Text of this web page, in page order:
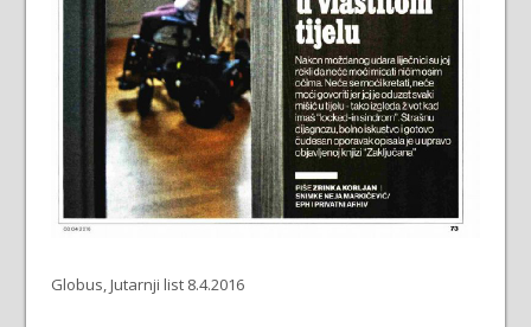
Globus, Jutarnji list 8.4.2016